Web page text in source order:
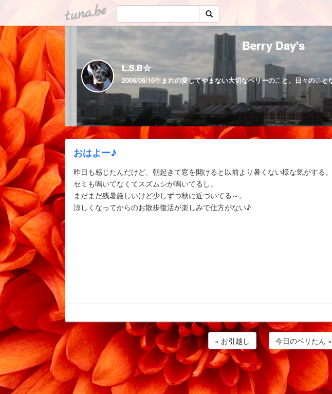
tuna.be
Berry Day's
L.S.B☆
おはよー♪
昨日も感じたんだけど、朝起きて窓を開けると以前より暑くない様な気がする。
セミも鳴いてなくてスズムシが鳴いてるし。
まだまだ残暑厳しいけど少しずつ秋に近づいてる～。
涼しくなってからのお散歩復活が楽しみで仕方がない♪
« お引越し 今日のベリたん »